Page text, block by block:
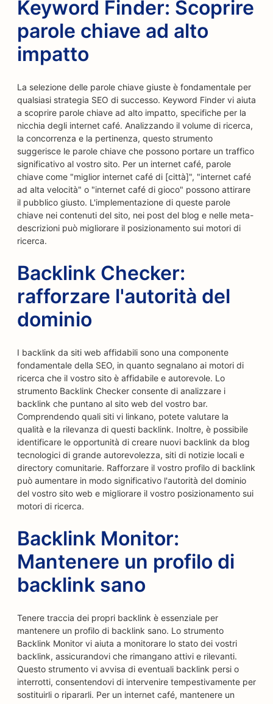
Keyword Finder: Scoprire
parole chiave ad alto
impatto
La selezione delle parole chiave giuste è fondamentale per
qualsiasi strategia SEO di successo. Keyword Finder vi aiuta
a scoprire parole chiave ad alto impatto, specifiche per la
nicchia degli internet café. Analizzando il volume di ricerca,
la concorrenza e la pertinenza, questo strumento
suggerisce le parole chiave che possono portare un traffico
significativo al vostro sito. Per un internet café, parole
chiave come "miglior internet café di [città]", "internet café
ad alta velocità" o "internet café di gioco" possono attirare
il pubblico giusto. L'implementazione di queste parole
chiave nei contenuti del sito, nei post del blog e nelle meta-
descrizioni può migliorare il posizionamento sui motori di
ricerca.
Backlink Checker:
rafforzare l'autorità del
dominio
I backlink da siti web affidabili sono una componente
fondamentale della SEO, in quanto segnalano ai motori di
ricerca che il vostro sito è affidabile e autorevole. Lo
strumento Backlink Checker consente di analizzare i
backlink che puntano al sito web del vostro bar.
Comprendendo quali siti vi linkano, potete valutare la
qualità e la rilevanza di questi backlink. Inoltre, è possibile
identificare le opportunità di creare nuovi backlink da blog
tecnologici di grande autorevolezza, siti di notizie locali e
directory comunitarie. Rafforzare il vostro profilo di backlink
può aumentare in modo significativo l'autorità del dominio
del vostro sito web e migliorare il vostro posizionamento sui
motori di ricerca.
Backlink Monitor:
Mantenere un profilo di
backlink sano
Tenere traccia dei propri backlink è essenziale per
mantenere un profilo di backlink sano. Lo strumento
Backlink Monitor vi aiuta a monitorare lo stato dei vostri
backlink, assicurandovi che rimangano attivi e rilevanti.
Questo strumento vi avvisa di eventuali backlink persi o
interrotti, consentendovi di intervenire tempestivamente per
sostituirli o ripararli. Per un internet café, mantenere un